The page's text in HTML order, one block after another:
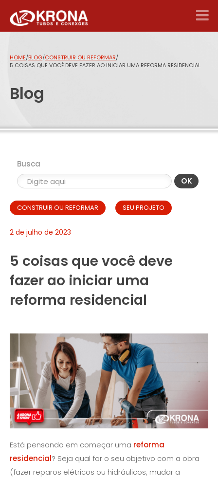
HOME/BLOG/CONSTRUIR OU REFORMAR/
5 COISAS QUE VOCÊ DEVE FAZER AO INICIAR UMA REFORMA RESIDENCIAL
Blog
Busca
OK
CONSTRUIR OU REFORMAR SEU PROJETO
2 de julho de 2023
5 coisas que você deve
fazer ao iniciar uma
reforma residencial
Está pensando em começar uma reforma
residencial? Seja qual for o seu objetivo com a obra
(fazer reparos elétricos ou hidráulicos, mudar a